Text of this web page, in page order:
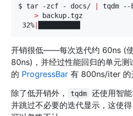
$ tar -zcf - docs/ | tqdm
> backup.tgz
32%|
开销很低——每次迭代约 60ns (
80ns)，并经过性能回归的单元测
的 ProgressBar 有 800ns/iter 的
除了低开销外，
tqdm
还使用智
并跳过不必要的迭代显示，这使